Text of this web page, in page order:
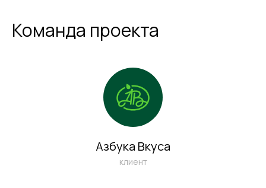
Команда проекта
Азбука Вкуса
клиент